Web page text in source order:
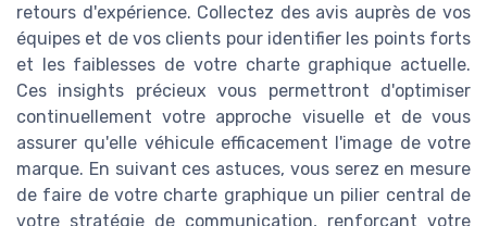
retours d'expérience. Collectez des avis auprès de vos
équipes et de vos clients pour identifier les points forts
et les faiblesses de votre charte graphique actuelle.
Ces insights précieux vous permettront d'optimiser
continuellement votre approche visuelle et de vous
assurer qu'elle véhicule efficacement l'image de votre
marque. En suivant ces astuces, vous serez en mesure
de faire de votre charte graphique un pilier central de
votre stratégie de communication, renforçant votre